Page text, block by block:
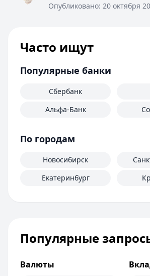
Опубликовано: 20 октября
Часто ищут
Популярные банки
Сбербанк
Альфа-Банк
По городам
Новосибирск
Екатеринбург
Популярные
Валюты